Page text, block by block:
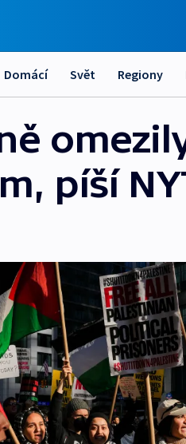
Domácí Svět Regiony
píší